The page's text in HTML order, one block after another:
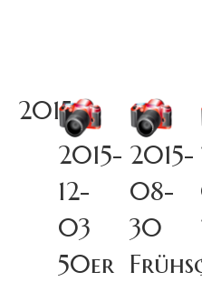
2015
2015-
12-
03
50er
2015-
08-
30